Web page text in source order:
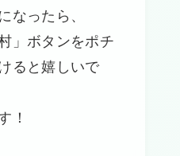
なったら、
」ボタンをポチ
ると嬉しいで
！